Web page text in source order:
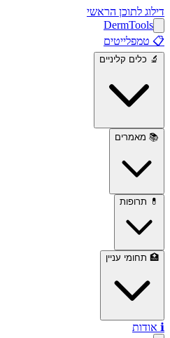
דילוג לתוכן הראשי
DermTools
📋 טמפלייטים
🔬 כלים קליניים
📚 מאמרים
💊 תרופות
🏥 תחומי עניין
ℹ️ אודות